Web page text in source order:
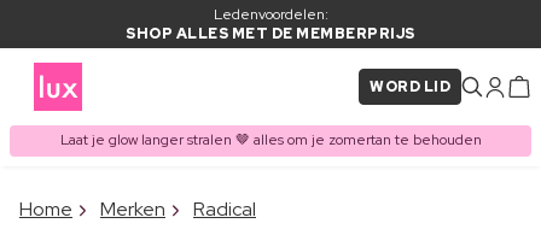
Ledenvoordelen:
SHOP ALLES MET DE MEMBERPRIJS
WORD LID
Laat je glow langer stralen 🤎 alles om je zomertan te behouden
ITEM TOEGEVOEGD AAN
Home Merken Radical